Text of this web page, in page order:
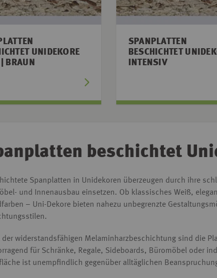
UNIDEKORE
| BRAUN
SPANPLATTEN
BESCHICHTET
INTENSIV
beschichtet
Spanplatten in Unidekoren überzeugen durch ihre
und Innenausbau einsetzen. Ob klassisches Weiß,
– Uni-Dekore bieten nahezu unbegrenzte
der widerstandsfähigen Melaminharzbeschichtung sind die
für Schränke, Regale, Sideboards, Büromöbel oder
ist unempfindlich gegenüber alltäglichen